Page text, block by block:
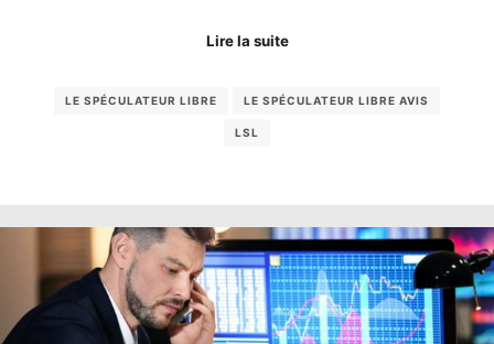
Lire la suite
LE SPÉCULATEUR LIBRE LE SPÉCULATEUR LIBRE AVIS
LSL